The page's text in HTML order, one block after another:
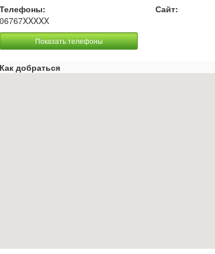
Телефоны:
06767XXXXX
Показать телефоны
Сайт:
Как добраться